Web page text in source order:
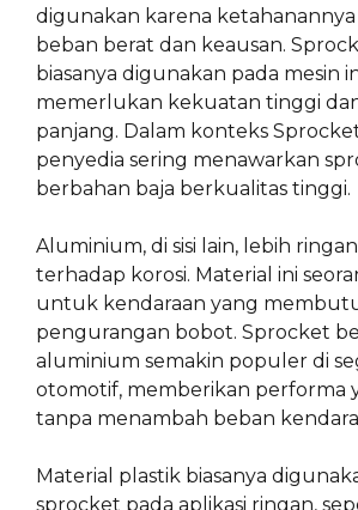
digunakan karena
beban berat dan keausan.
biasanya digunakan pada mesin
memerlukan kekuatan tinggi
panjang. Dalam konteks
penyedia sering menawarkan
berbahan baja berkualitas tinggi.
Aluminium, di sisi lain, lebih
terhadap korosi. Material ini
untuk kendaraan yang
pengurangan bobot. Sprocket
aluminium semakin populer di
otomotif, memberikan performa
tanpa menambah beban
Material plastik biasanya
sprocket pada aplikasi ringan,